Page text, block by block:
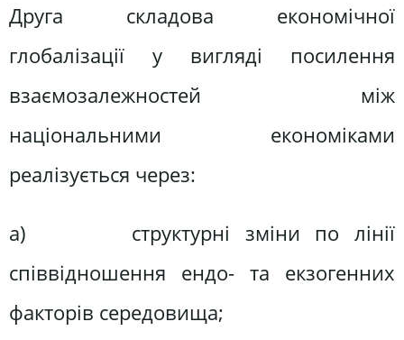
Друга складова економічної
глобалізації у вигляді посилення
взаємозалежностей між
національними економіками
реалізується через:
а) структурні зміни по лінії
співвідношення ендо- та екзогенних
факторів середовища;